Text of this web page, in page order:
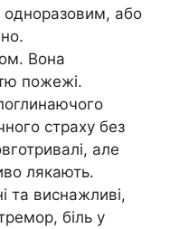
або
Вона
пожежі.
страху без
але
лякають.
та виснажливі,
біль у